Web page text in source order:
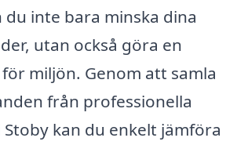
du inte bara minska dina
utan också göra en
miljön. Genom att samla
från professionella
kan du enkelt jämföra